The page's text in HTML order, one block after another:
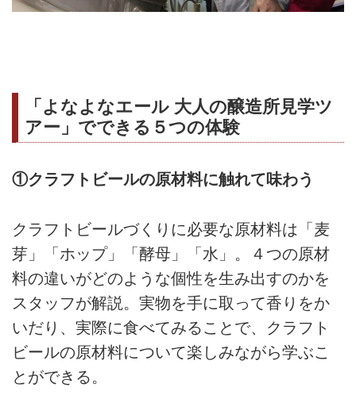
「よなよなエール 大人の醸造所見学ツ
アー」でできる５つの体験
①クラフトビールの原材料に触れて味わう
クラフトビールづくりに必要な原材料は「麦
芽」「ホップ」「酵母」「水」。４つの原材
料の違いがどのような個性を生み出すのかを
スタッフが解説。実物を手に取って香りをか
いだり、実際に食べてみることで、クラフト
ビールの原材料について楽しみながら学ぶこ
とができる。